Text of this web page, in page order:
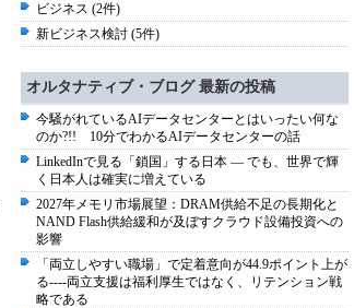
ビジネス (2件)
新ビジネス検討 (5件)
オルタナティブ・ブログ 最新の投稿
今騒がれているAIデータセンターとはいったい何な
のか?!! 10分でわかるAIデータセンターの話
LinkedInで見る「鎖国」する日本 ― でも、世界で輝
く日本人は確実に増えている
2027年メモリ市場展望：DRAM供給不足の長期化と
NAND Flash供給緩和が及ぼすクラウド設備投資への
影響
「両立しやすい職場」で定着意向が44.9ポイント上が
る----両立支援は福利厚生ではなく、リテンション戦
略である